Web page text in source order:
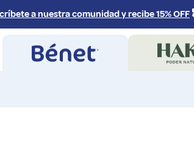
a nuestra comunidad y recibe 15% OFF